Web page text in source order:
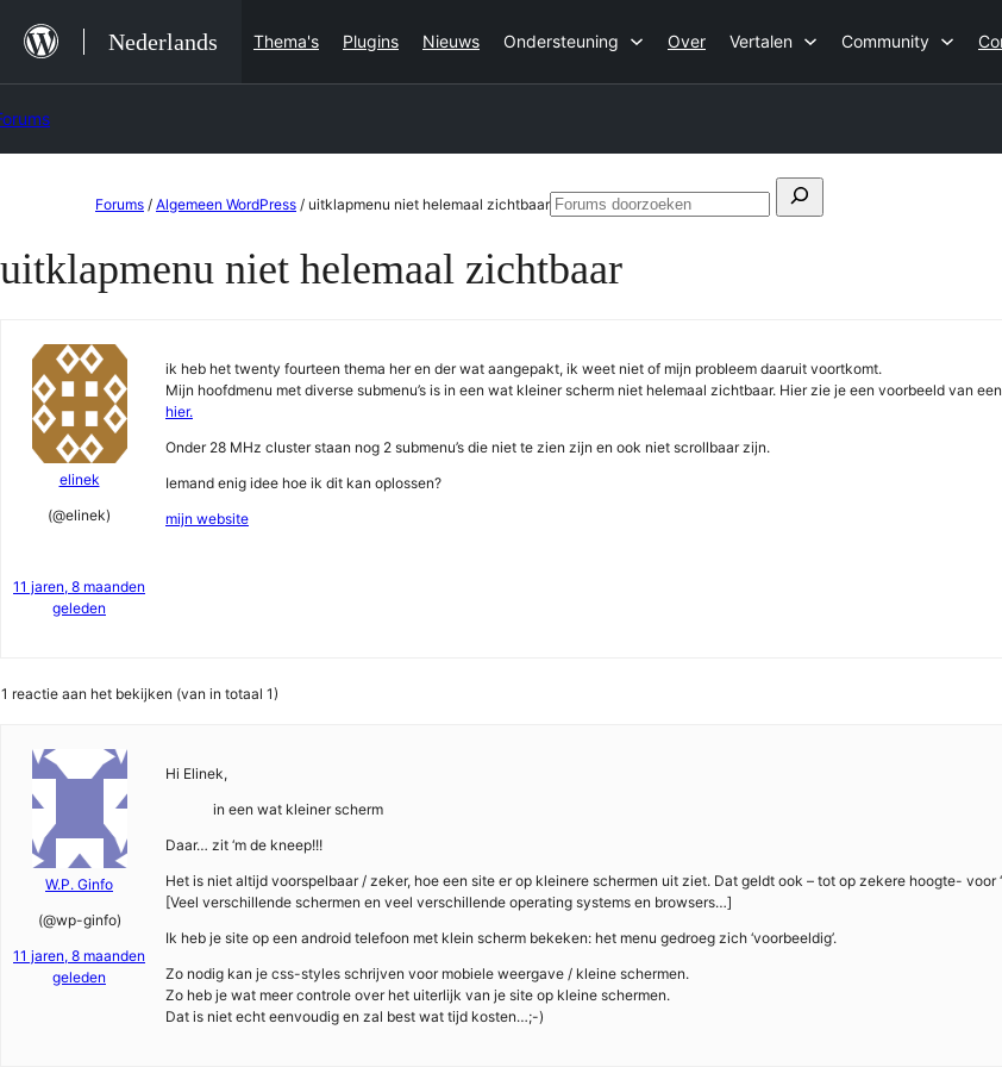
naar
de
inhoud
Nederlands Thema's Plugins Nieuws Ondersteuning Over Vertalen Community
de
Forums / Algemeen WordPress / uitklapmenu niet helemaal zichtbaarZoeken
Forums
uitklapmenu niet helemaal zichtbaar
elinek
(@elinek)
11 jaren, 8 maanden
geleden
ik heb het twenty fourteen thema her en der wat aangepakt, ik weet niet of mijn probleem daaruit voortkomt.
Mijn hoofdmenu met diverse submenu’s is in een wat kleiner scherm niet helemaal zichtbaar. Hier zie je een voorbeeld van
hier.
Onder 28 MHz cluster staan nog 2 submenu’s die niet te zien zijn en ook niet scrollbaar zijn.
Iemand enig idee hoe ik dit kan oplossen?
mijn website
1 reactie aan het bekijken (van in totaal 1)
W.P. Ginfo
(@wp-ginfo)
11 jaren, 8 maanden
geleden
Hi Elinek,
in een wat kleiner scherm
Daar… zit ‘m de kneep!!!
Het is niet altijd voorspelbaar / zeker, hoe een site er op kleinere schermen uit ziet. Dat geldt ook – tot op zekere hoogte- voor
[Veel verschillende schermen en veel verschillende operating systems en browsers…]
Ik heb je site op een android telefoon met klein scherm bekeken: het menu gedroeg zich ‘voorbeeldig’.
Zo nodig kan je css-styles schrijven voor mobiele weergave / kleine schermen.
Zo heb je wat meer controle over het uiterlijk van je site op kleine schermen.
Dat is niet echt eenvoudig en zal best wat tijd kosten…;-)